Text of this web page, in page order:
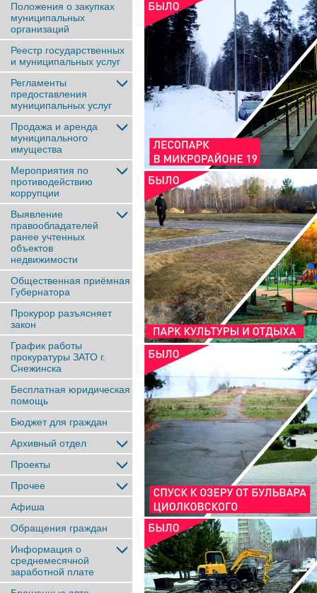
Положения о закупках
муниципальных
организаций
Реестр государственных
и муниципальных услуг
Регламенты
предоставления
муниципальных услуг
Продажа и аренда
муниципального
имущества
Мероприятия по
противодействию
коррупции
Выявление
правообладателей
ранее учтенныx
объектов
недвижимости
Общественная приёмная
Губернатора
Прокурор разъясняет
закон
График работы
прокуратуры ЗАТО г.
Снежинска
Бесплатная юридическая
помощь
Бюджет для граждан
Архивный отдел
Проекты
Прочее
Афиша
Обращения граждан
Информация о
среднемесячной
заработной плате